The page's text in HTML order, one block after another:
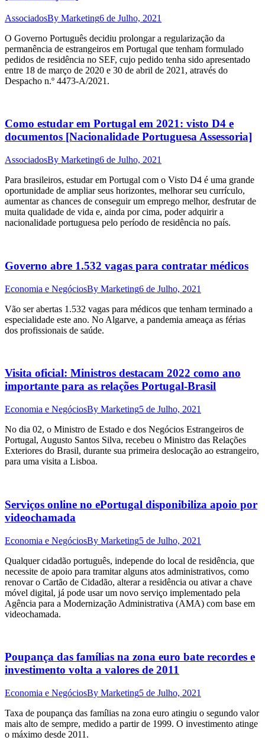
AssociadosBy Marketing6 de Julho, 2021
O Governo Português decidiu prolongar a regularização da
permanência de estrangeiros em Portugal que tenham formulado
pedidos de residência no SEF, cujo pedido tenha sido apresentado
entre 18 de março de 2020 e 30 de abril de 2021, através do
Despacho n.º 4473-A/2021.
Como estudar em Portugal em 2021: visto D4 e
documentos [Nacionalidade Portuguesa Assessoria]
AssociadosBy Marketing6 de Julho, 2021
Para brasileiros, estudar em Portugal com o Visto D4 é uma grande
oportunidade de ampliar seus horizontes, melhorar seu currículo,
aumentar as chances de conseguir um emprego melhor, desfrutar de
muita qualidade de vida e, ainda por cima, poder adquirir a
nacionalidade portuguesa pelo período de residência no país.
Governo abre 1.532 vagas para contratar médicos
Economia e NegóciosBy Marketing6 de Julho, 2021
Vão ser abertas 1.532 vagas para médicos que tenham terminado a
especialidade este ano. No Algarve, a pandemia ameaça as férias
dos profissionais de saúde.
Visita oficial: Ministros destacam 2022 como ano
importante para as relações Portugal-Brasil
Economia e NegóciosBy Marketing5 de Julho, 2021
No dia 02, o Ministro de Estado e dos Negócios Estrangeiros de
Portugal, Augusto Santos Silva, recebeu o Ministro das Relações
Exteriores do Brasil, durante sua primeira deslocação ao estrangeiro,
para uma visita a Lisboa.
Serviços online no ePortugal disponibiliza apoio por
videochamada
Economia e NegóciosBy Marketing5 de Julho, 2021
Qualquer cidadão português, independe do local de residência, que
necessite de apoio para tramitar alguns atos administrativos, como
renovar o Cartão de Cidadão, alterar a residência ou ativar a chave
móvel digital, já pode usar um novo serviço implementado pela
Agência para a Modernização Administrativa (AMA) com base em
videochamada.
Poupança das famílias na zona euro bate recordes e
investimento volta a valores de 2011
Economia e NegóciosBy Marketing5 de Julho, 2021
Taxa de poupança das famílias na zona euro atingiu o segundo valor
mais alto de sempre, medido a partir de 1999. O investimento atinge
o máximo desde 2011.